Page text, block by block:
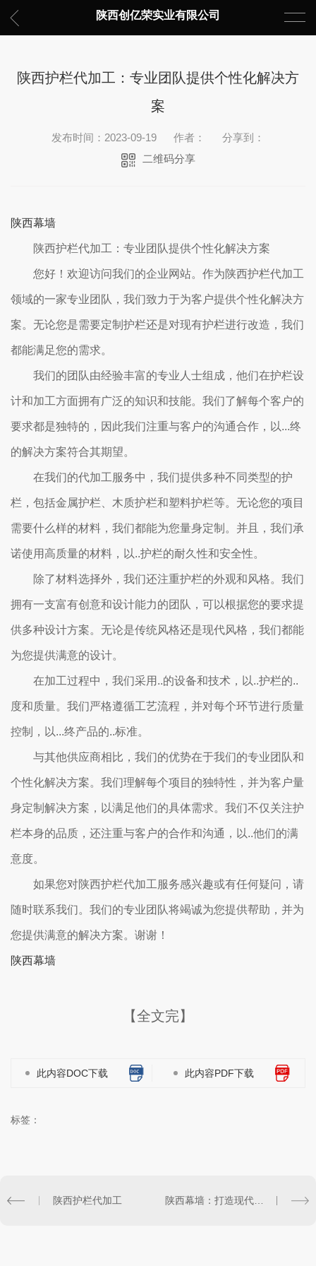
陕西创亿荣实业有限公司
陕西护栏代加工：专业团队提供个性化解决方
案
发布时间：2023-09-19 作者：
分享到：
二维码分享
陕西幕墙
陕西护栏代加工：专业团队提供个性化解决方案
您好！欢迎访问我们的企业网站。作为陕西护栏代加工
领域的一家专业团队，我们致力于为客户提供个性化解决方
案。无论您是需要定制护栏还是对现有护栏进行改造，我们
都能满足您的需求。
我们的团队由经验丰富的专业人士组成，他们在护栏设
计和加工方面拥有广泛的知识和技能。我们了解每个客户的
要求都是独特的，因此我们注重与客户的沟通合作，以...终
的解决方案符合其期望。
在我们的代加工服务中，我们提供多种不同类型的护
栏，包括金属护栏、木质护栏和塑料护栏等。无论您的项目
需要什么样的材料，我们都能为您量身定制。并且，我们承
诺使用高质量的材料，以..护栏的耐久性和安全性。
除了材料选择外，我们还注重护栏的外观和风格。我们
拥有一支富有创意和设计能力的团队，可以根据您的要求提
供多种设计方案。无论是传统风格还是现代风格，我们都能
为您提供满意的设计。
在加工过程中，我们采用..的设备和技术，以..护栏的..
度和质量。我们严格遵循工艺流程，并对每个环节进行质量
控制，以...终产品的..标准。
与其他供应商相比，我们的优势在于我们的专业团队和
个性化解决方案。我们理解每个项目的独特性，并为客户量
身定制解决方案，以满足他们的具体需求。我们不仅关注护
栏本身的品质，还注重与客户的合作和沟通，以..他们的满
意度。
如果您对陕西护栏代加工服务感兴趣或有任何疑问，请
随时联系我们。我们的专业团队将竭诚为您提供帮助，并为
您提供满意的解决方案。谢谢！
陕西幕墙
【全文完】
此内容DOC下载 此内容PDF下载
标签：
陕西护栏代加工